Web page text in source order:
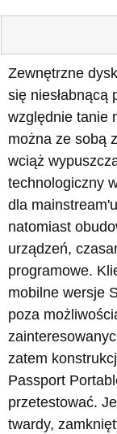
Zewnętrzne
się niesłabnącą
względnie tanie
można ze sobą
wciąż
technologiczny
dla
natomiast
urządzeń,
programowe.
mobilne wersje
poza
zatem
Passport
przetestować.
twardy,